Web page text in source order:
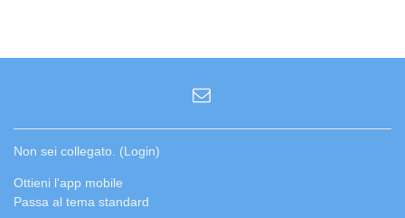
Non sei collegato. (Login)
Ottieni l'app mobile
Passa al tema standard